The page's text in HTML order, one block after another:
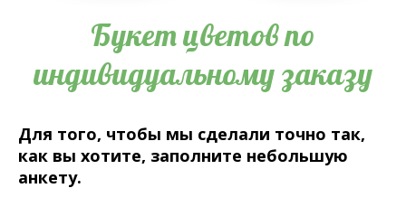
Букет цветов по
индивидуальному заказу
Для того, чтобы мы сделали точно так,
как вы хотите, заполните небольшую
анкету.